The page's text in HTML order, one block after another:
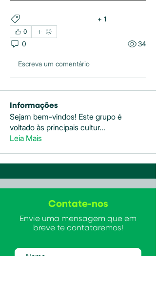
+ 1
0
0 34
Escreva um comentário
Informações
Sejam bem-vindos! Este grupo é
voltado às principais cultur...
Leia Mais
Contate-nos
Envie uma mensagem que em
breve te contataremos!